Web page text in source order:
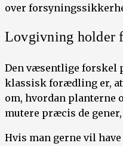
over
Lovgivning holder
Den væsentlige forskel
klassisk forædling er, at
om, hvordan planterne
mutere præcis de
Hvis man gerne vil